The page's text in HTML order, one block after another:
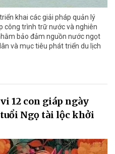
khai các giải pháp quản lý
công trình trữ nước và nghiên
bảo đảm nguồn nước ngọt
và mục tiêu phát triển du lịch
12 con giáp ngày
tuổi Ngọ tài lộc khởi